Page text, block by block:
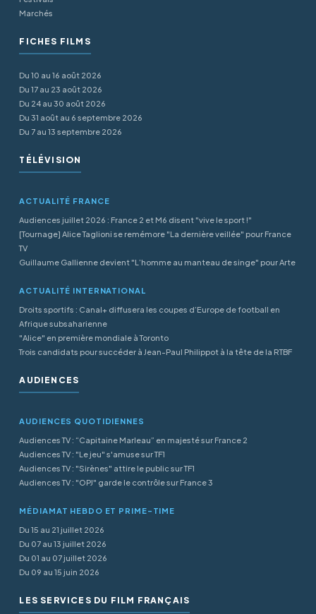
Marchés
FICHES FILMS
Du 10 au 16 août 2026
Du 17 au 23 août 2026
Du 24 au 30 août 2026
Du 31 août au 6 septembre 2026
Du 7 au 13 septembre 2026
TÉLÉVISION
ACTUALITÉ FRANCE
Audiences juillet 2026 : France 2 et M6 disent "vive le sport !"
[Tournage] Alice Taglioni se remémore "La dernière veillée" pour France
TV
Guillaume Gallienne devient "L’homme au manteau de singe" pour Arte
ACTUALITÉ INTERNATIONAL
Droits sportifs : Canal+ diffusera les coupes d’Europe de football en
Afrique subsaharienne
"Alice" en première mondiale à Toronto
Trois candidats pour succéder à Jean-Paul Philippot à la tête de la RTBF
AUDIENCES
AUDIENCES QUOTIDIENNES
Audiences TV : “Capitaine Marleau” en majesté sur France 2
Audiences TV : "Le jeu" s'amuse sur TF1
Audiences TV : "Sirènes" attire le public sur TF1
Audiences TV : "OPJ" garde le contrôle sur France 3
MÉDIAMAT HEBDO ET PRIME-TIME
Du 15 au 21 juillet 2026
Du 07 au 13 juillet 2026
Du 01 au 07 juillet 2026
Du 09 au 15 juin 2026
LES SERVICES DU FILM FRANÇAIS